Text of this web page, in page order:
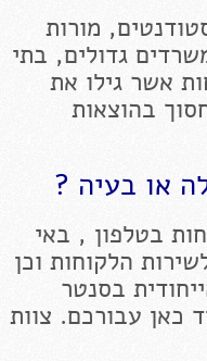
מורות
גדולים, בתי
אשר גילו את
בהוצאות
או בעיה ?
בטלפון , באי
הלקוחות וכן
בסנטר
תמיד כאן עבורכם. צוות